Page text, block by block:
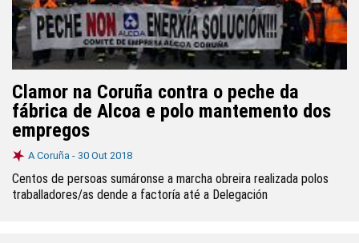
Clamor na Coruña contra o peche da
fábrica de Alcoa e polo mantemento dos
empregos
A Coruña - 30 Out 2018
Centos de persoas sumáronse a marcha obreira realizada polos
traballadores/as dende a factoría até a Delegación